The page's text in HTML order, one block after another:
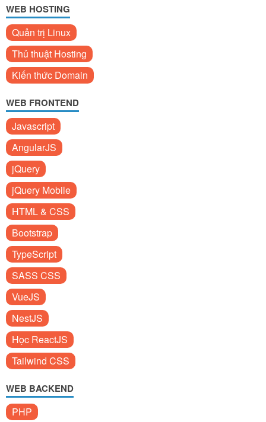
WEB HOSTING
Quản trị Linux
Thủ thuật Hosting
Kiến thức Domain
WEB FRONTEND
Javascript
AngularJS
jQuery
jQuery Mobile
HTML & CSS
Bootstrap
TypeScript
SASS CSS
VueJS
NestJS
Học ReactJS
Tailwind CSS
WEB BACKEND
PHP